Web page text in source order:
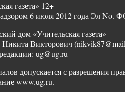
газета» 12+
6 июля 2012 года Эл No.
дом «Учительская газета»
Викторович
ug@ug.ru
допускается с разрешения
www.ug.ru.